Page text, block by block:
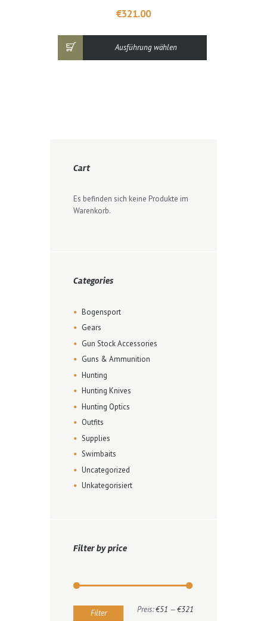
€321.00
Ausführung wählen
auf.
Die
Optionen
Cart
Es befinden sich keine Produkte im
Warenkorb.
Categories
Bogensport
Gears
Gun Stock Accessories
Guns & Ammunition
Hunting
Hunting Knives
Hunting Optics
Outfits
Supplies
Swimbaits
Uncategorized
Unkategorisiert
Filter by price
Filter Preis:€51 —€321